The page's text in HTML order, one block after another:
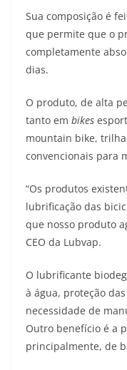
Sua composição é
que permite que o
completamente
dias.
O produto, de alta
tanto em bikes
mountain bike,
convencionais para
“Os produtos
lubrificação das
que nosso produto
CEO da Lubvap.
O lubrificante
à água, proteção
necessidade de
Outro benefício é a
principalmente, de